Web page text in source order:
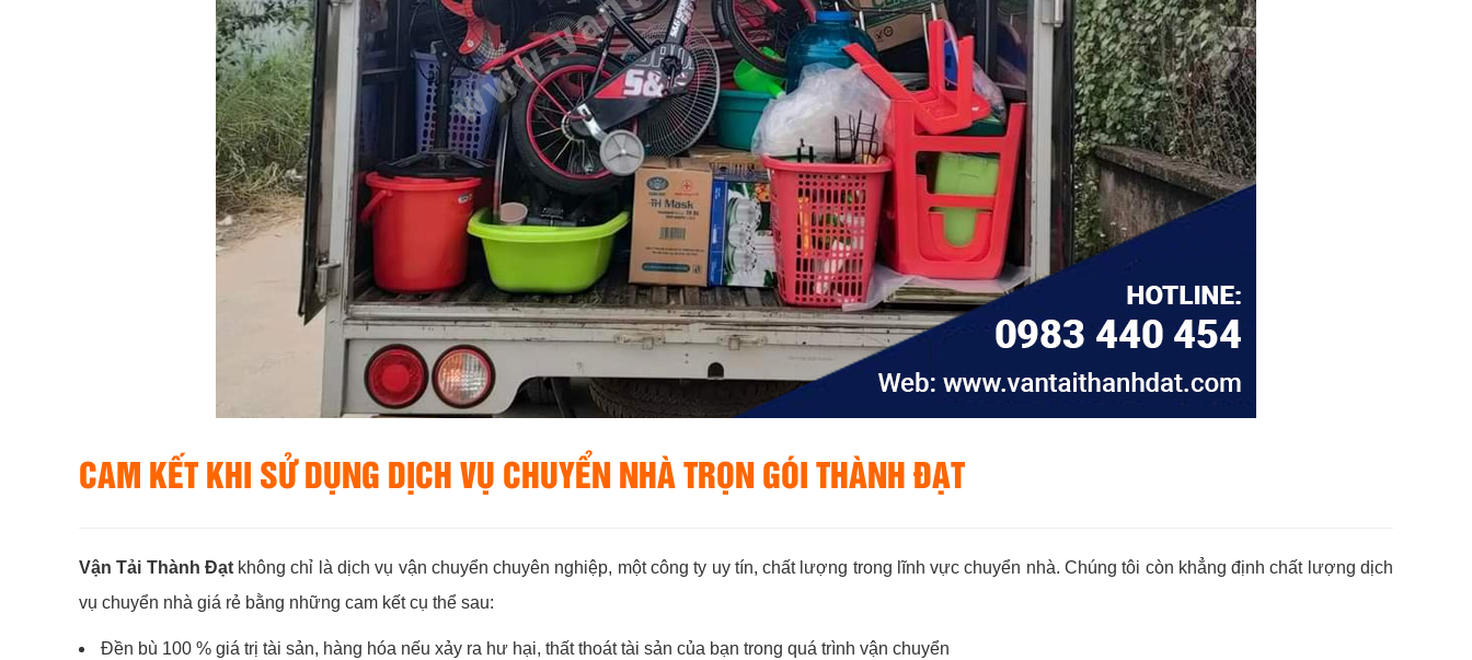
CAM KẾT KHI SỬ DỤNG DỊCH VỤ CHUYỂN NHÀ TRỌN GÓI THÀNH ĐẠT
Vận Tải Thành Đạtkhông chỉ là dịch vụ vận chuyển chuyên nghiệp, một công ty uy tín, chất lượng trong lĩnh vực chuyển nhà. Chúng tôi còn khẳng định chất lượng dịch
vụ chuyển nhà giá rẻ bằng những cam kết cụ thể sau:
Đền bù 100 % giá trị tài sản, hàng hóa nếu xảy ra hư hại, thất thoát tài sản của bạn trong quá trình vận chuyển